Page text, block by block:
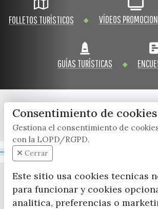
FOLLETOS TURÍSTICOS VÍDEOS
GUÍAS TURÍSTICAS
x / twitter facebook youtube
Consentimiento de cookies
Gestiona el consentimiento de
con la LOPD/RGPD.
Cerrar
Este sitio usa cookies tecnicas
para funcionar y cookies
analitica, preferencias o